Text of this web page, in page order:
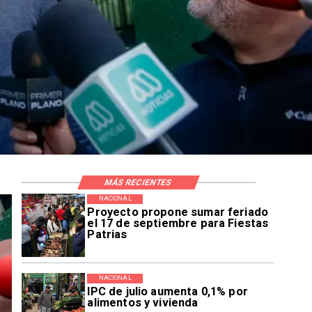
Proyecto propone sumar feriado
el 17 de septiembre para Fiestas
Patrias
NACIONAL
IPC de julio aumenta 0,1% por
alimentos y vivienda
NACIONAL
MÁS RECIENTES